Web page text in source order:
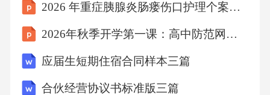
寸及系列代号
ISO355:2019《》。
本文件做了下列最小限度的编辑性改动
2026 年重症胰腺炎肠瘘伤口护理个案分享
2026年秋季开学第一课：高中防范网络诈骗
应届生短期住宿合同样本三篇
合伙经营协议书标准版三篇